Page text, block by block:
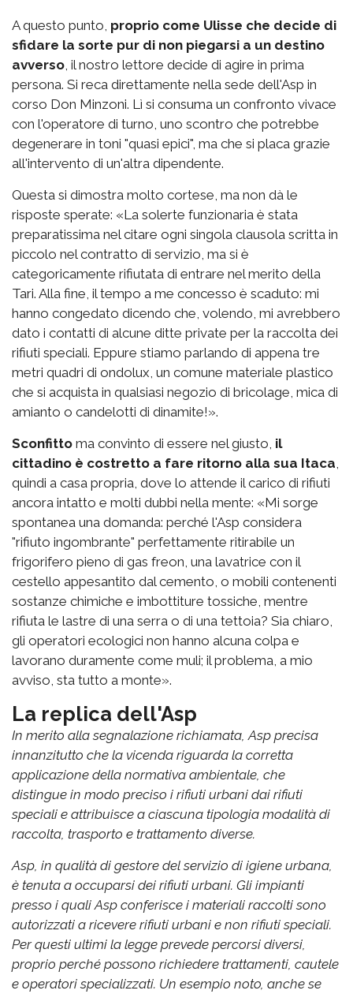
A questo punto, proprio come Ulisse che decide di
sfidare la sorte pur di non piegarsi a un destino
avverso , il nostro lettore decide di agire in prima
persona. Si reca direttamente nella sede dell'Asp in
corso Don Minzoni. Lì si consuma un confronto vivace
con l'operatore di turno, uno scontro che potrebbe
degenerare in toni "quasi epici", ma che si placa grazie
all'intervento di un'altra dipendente.
Questa si dimostra molto cortese, ma non dà le
risposte sperate: «La solerte funzionaria è stata
preparatissima nel citare ogni singola clausola scritta in
piccolo nel contratto di servizio, ma si è
categoricamente rifiutata di entrare nel merito della
Tari. Alla fine, il tempo a me concesso è scaduto: mi
hanno congedato dicendo che, volendo, mi avrebbero
dato i contatti di alcune ditte private per la raccolta dei
rifiuti speciali. Eppure stiamo parlando di appena tre
metri quadri di ondolux, un comune materiale plastico
che si acquista in qualsiasi negozio di bricolage, mica di
amianto o candelotti di dinamite!».
Sconfitto ma convinto di essere nel giusto, il
cittadino è costretto a fare ritorno alla sua Itaca
quindi a casa propria, dove lo attende il carico di rifiuti
ancora intatto e molti dubbi nella mente: «Mi sorge
spontanea una domanda: perché l'Asp considera
"rifiuto ingombrante" perfettamente ritirabile un
frigorifero pieno di gas freon, una lavatrice con il
cestello appesantito dal cemento, o mobili contenenti
sostanze chimiche e imbottiture tossiche, mentre
rifiuta le lastre di una serra o di una tettoia? Sia chiaro,
gli operatori ecologici non hanno alcuna colpa e
lavorano duramente come muli; il problema, a mio
avviso, sta tutto a monte».
La replica dell'Asp
In merito alla segnalazione richiamata, Asp precisa
innanzitutto che la vicenda riguarda la corretta
applicazione della normativa ambientale, che
distingue in modo preciso i rifiuti urbani dai rifiuti
speciali e attribuisce a ciascuna tipologia modalità di
raccolta, trasporto e trattamento diverse.
Asp, in qualità di gestore del servizio di igiene urbana,
è tenuta a occuparsi dei rifiuti urbani. Gli impianti
presso i quali Asp conferisce i materiali raccolti sono
autorizzati a ricevere rifiuti urbani e non rifiuti speciali.
Per questi ultimi la legge prevede percorsi diversi,
proprio perché possono richiedere trattamenti, cautele
e operatori specializzati. Un esempio noto, anche se